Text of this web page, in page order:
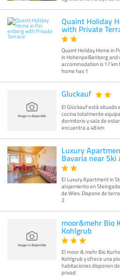
Quaint Holiday
with Private
Quaint Holiday Home in
in Hohenpeißenberg
accommodation is 17
home has 1
Gluckauf
El Glückauf está situado
cocina totalmente
dormitorio y sala de
encuentra a 48 km
Luxury
Bavaria near Ski
El Luxury Apartment in
alojamiento en
de Wies. Dispone de
2
moor&mehr Bio
Kohlgrub
El moor & mehr Bio
Kohlgrub y ofrece una
habitaciones disponen
privad